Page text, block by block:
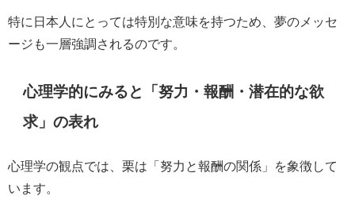
特に日本人にとっては特別な意味を持つため、夢のメッセ
ージも一層強調されるのです。
心理学的にみると「努力・報酬・潜在的な欲
求」の表れ
心理学の観点では、栗は「努力と報酬の関係」を象徴して
います。